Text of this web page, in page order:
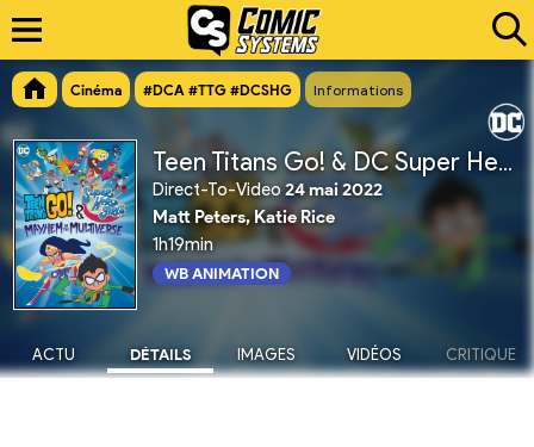
Cinéma #DCA #TTG #DCSHG Informations
Teen Titans Go! & DC Super Hero Girls : Pagaille dans le Multivers
Direct-To-Video24 mai 2022
Matt Peters, Katie Rice
1h19min
WB ANIMATION
ACTU DÉTAILS IMAGES VIDÉOS CRITIQUE